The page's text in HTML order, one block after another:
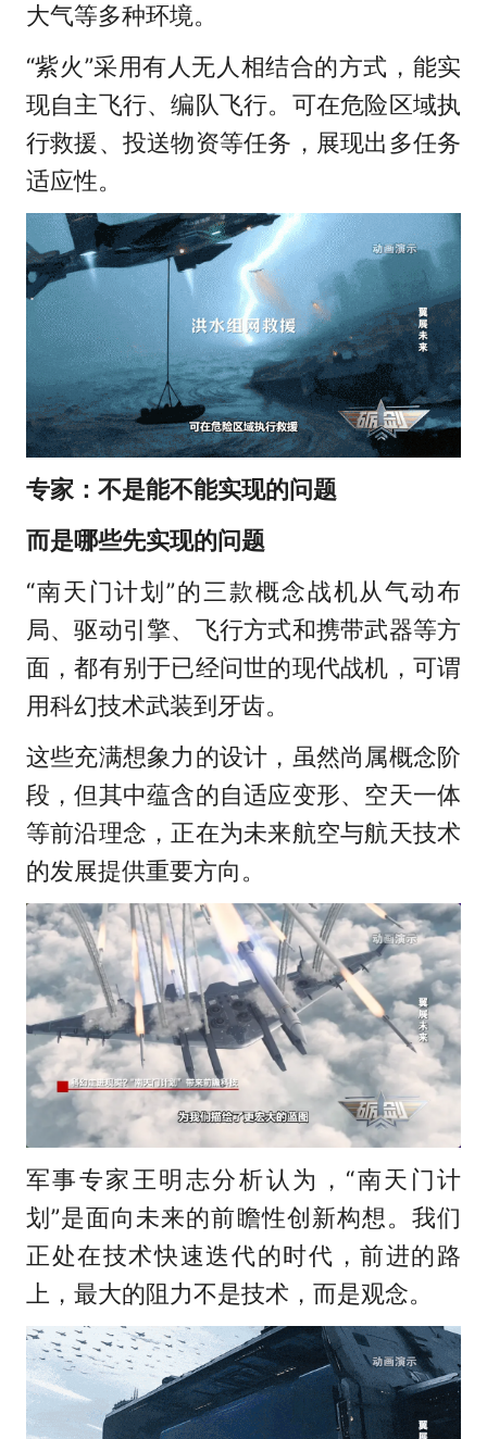
大气等多种环境。
“紫火”采用有人无人相结合的方式，能实
现自主飞行、编队飞行。可在危险区域执
行救援、投送物资等任务，展现出多任务
适应性。
专家：不是能不能实现的问题
而是哪些先实现的问题
“南天门计划”的三款概念战机从气动布
局、驱动引擎、飞行方式和携带武器等方
面，都有别于已经问世的现代战机，可谓
用科幻技术武装到牙齿。
这些充满想象力的设计，虽然尚属概念阶
段，但其中蕴含的自适应变形、空天一体
等前沿理念，正在为未来航空与航天技术
的发展提供重要方向。
军事专家王明志分析认为，“南天门计
划”是面向未来的前瞻性创新构想。我们
正处在技术快速迭代的时代，前进的路
上，最大的阻力不是技术，而是观念。